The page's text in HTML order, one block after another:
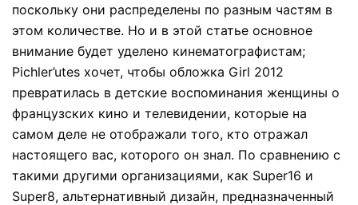
поскольку они распределены по разным частям в
этом количестве. Но и в этой статье основное
внимание будет уделено кинематографистам;
Pichler’utes хочет, чтобы обложка Girl 2012
превратилась в детские воспоминания женщины о
французских кино и телевидении, которые на
самом деле не отображали того, кто отражал
настоящего вас, которого он знал. По сравнению с
такими другими организациями, как Super16 и
Super8, альтернативный дизайн, предназначенный